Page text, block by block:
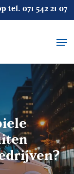
tel. 071 542 21 07